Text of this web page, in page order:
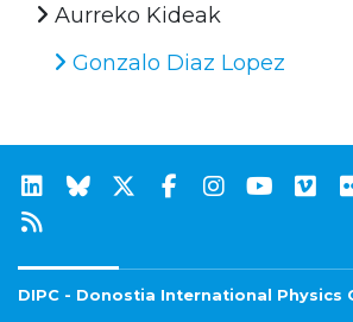
Aurreko Kideak
Gonzalo Diaz Lopez
DIPC - Donostia International Physics